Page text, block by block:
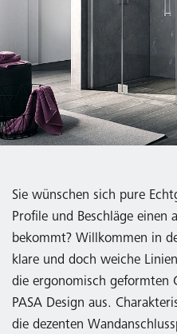
Sie wünschen sich pure
Profile und Beschläge einen
bekommt? Willkommen in
klare und doch weiche
die ergonomisch geformten
PASA Design aus.
die dezenten